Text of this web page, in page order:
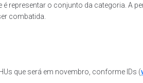
representar o conjunto da categoria. A
combatida.
que será em novembro, conforme IDs (